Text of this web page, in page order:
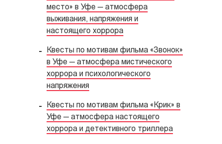
место» в Уфе — атмосфера
выживания, напряжения и
настоящего хоррора
Квесты по мотивам фильма «Звонок»
в Уфе — атмосфера мистического
хоррора и психологического
напряжения
Квесты по мотивам фильма «Крик» в
Уфе — атмосфера настоящего
хоррора и детективного триллера